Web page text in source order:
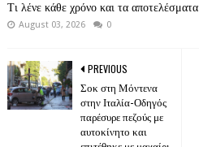
Τι λένε κάθε χρόνο και τα αποτελέσματα
August 03, 2026 0
PREVIOUS
Σοκ στη Μόντενα
στην Ιταλία-Οδηγός
παρέσυρε πεζούς με
αυτοκίνητο και